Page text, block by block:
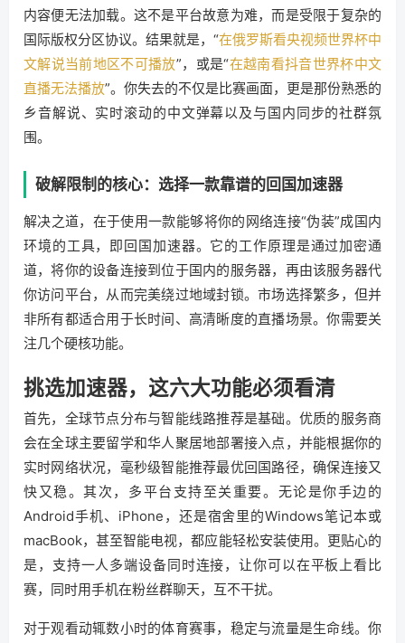
内容便无法加载。这不是平台故意为难，而是受限于复杂的
国际版权分区协议。结果就是，“在俄罗斯看央视频世界杯中
文解说当前地区不可播放”，或是“在越南看抖音世界杯中文
直播无法播放”。你失去的不仅是比赛画面，更是那份熟悉的
乡音解说、实时滚动的中文弹幕以及与国内同步的社群氛
围。
破解限制的核心：选择一款靠谱的回国加速器
解决之道，在于使用一款能够将你的网络连接“伪装”成国内
环境的工具，即回国加速器。它的工作原理是通过加密通
道，将你的设备连接到位于国内的服务器，再由该服务器代
你访问平台，从而完美绕过地域封锁。市场选择繁多，但并
非所有都适合用于长时间、高清晰度的直播场景。你需要关
注几个硬核功能。
挑选加速器，这六大功能必须看清
首先，全球节点分布与智能线路推荐是基础。优质的服务商
会在全球主要留学和华人聚居地部署接入点，并能根据你的
实时网络状况，毫秒级智能推荐最优回国路径，确保连接又
快又稳。其次，多平台支持至关重要。无论是你手边的
Android手机、iPhone，还是宿舍里的Windows笔记本或
macBook，甚至智能电视，都应能轻松安装使用。更贴心的
是，支持一人多端设备同时连接，让你可以在平板上看比
赛，同时用手机在粉丝群聊天，互不干扰。
对于观看动辄数小时的体育赛事，稳定与流量是生命线。你